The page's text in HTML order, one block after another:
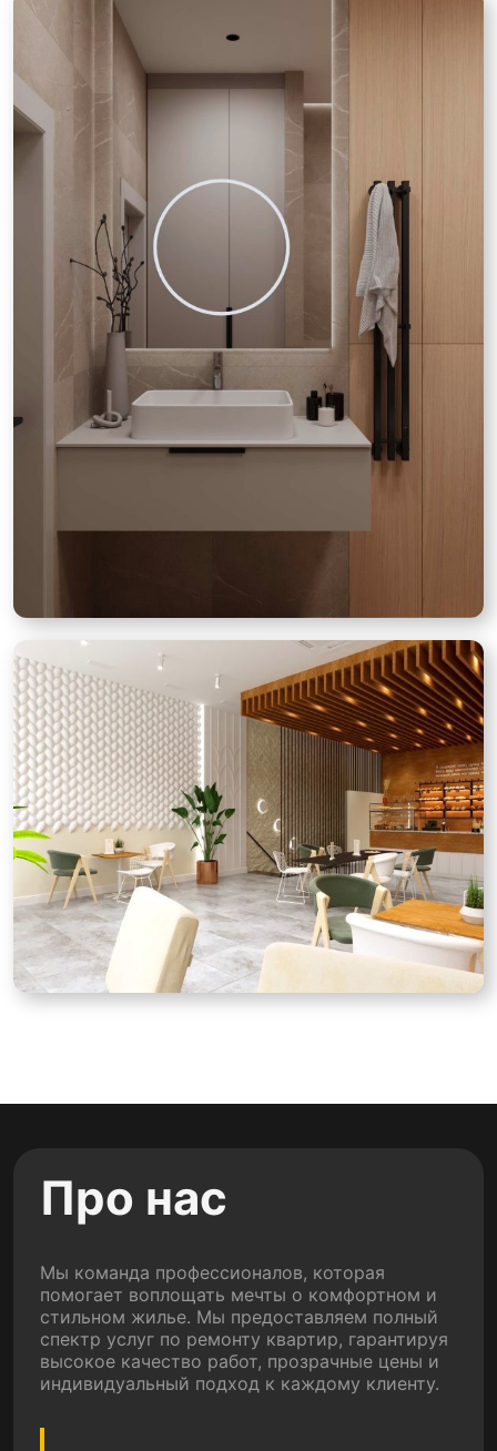
Про нас
Мы команда профессионалов, которая
помогает воплощать мечты о комфортном и
стильном жилье. Мы предоставляем полный
спектр услуг по ремонту квартир, гарантируя
высокое качество работ, прозрачные цены и
индивидуальный подход к каждому клиенту.